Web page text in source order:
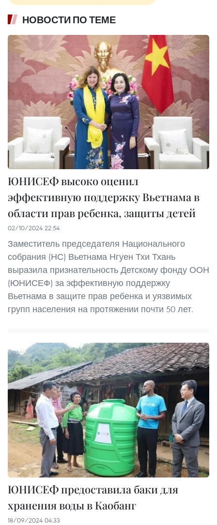
НОВОСТИ ПО ТЕМЕ
ЮНИСЕФ высоко оценил
эффективную поддержку Вьетнама в
области прав ребенка, защиты детей
02/10/2024 22:54
Заместитель председателя Национального
собрания (НС) Вьетнама Нгуен Тхи Тхань
выразила признательность Детскому фонду ООН
(ЮНИСЕФ) за эффективную поддержку
Вьетнама в защите прав ребенка и уязвимых
групп населения на протяжении почти 50 лет.
ЮНИСЕФ предоставила баки для
хранения воды в Каобанг
18/09/2024 04:33